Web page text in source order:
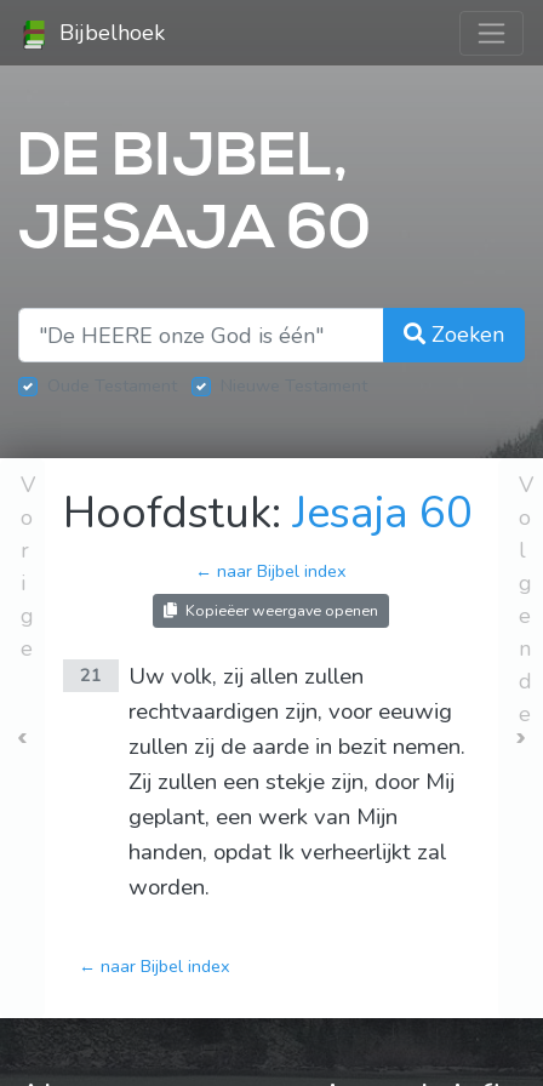
Bijbelhoek
DE BIJBEL,
JESAJA 60
Zoeken
V
o
r
i
g
e
Hoofdstuk:Jesaja 60
← naar Bijbel index
Kopieëer weergave openen
21
Uw volk, zij allen zullen
rechtvaardigen zijn, voor eeuwig
zullen zij de aarde in bezit nemen.
Zij zullen een stekje zijn, door Mij
geplant, een werk van Mijn
handen, opdat Ik verheerlijkt zal
worden.
← naar Bijbel index
V
o
l
g
e
n
d
e